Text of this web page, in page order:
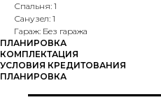
Спальня: 1
Санузел: 1
Гараж: Без гаража
ПЛАНИРОВКА
КОМПЛЕКТАЦИЯ
УСЛОВИЯ КРЕДИТОВАНИЯ
ПЛАНИРОВКА